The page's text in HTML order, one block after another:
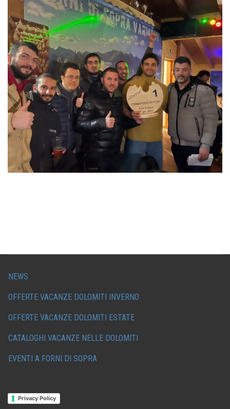
NEWS
OFFERTE VACANZE DOLOMITI INVERNO
OFFERTE VACANZE DOLOMITI ESTATE
CATALOGHI VACANZE NELLE DOLOMITI
EVENTI A FORNI DI SOPRA
Privacy Policy